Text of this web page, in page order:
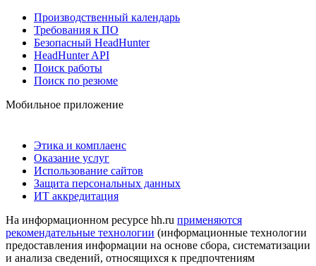
Производственный календарь
Требования к ПО
Безопасный HeadHunter
HeadHunter API
Поиск работы
Поиск по резюме
Мобильное приложение
Этика и комплаенс
Оказание услуг
Использование сайтов
Защита персональных данных
ИТ аккредитация
На информационном ресурсе hh.ru применяются
рекомендательные технологии (информационные технологии
предоставления информации на основе сбора, систематизации
и анализа сведений, относящихся к предпочтениям